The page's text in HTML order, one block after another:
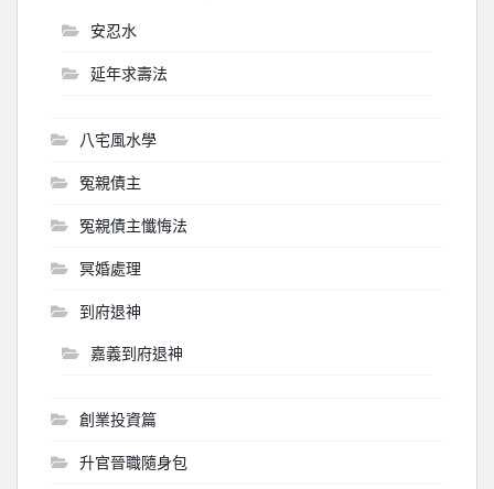
安忍水
延年求壽法
八宅風水學
冤親債主
冤親債主懺悔法
冥婚處理
到府退神
嘉義到府退神
創業投資篇
升官晉職隨身包